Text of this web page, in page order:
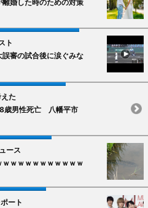
婚した時のための対策
ト
審の試合後に涙ぐみな
た
歳男性死亡 八幡平市
ース
ｗｗｗｗｗｗｗｗｗｗｗ
ート